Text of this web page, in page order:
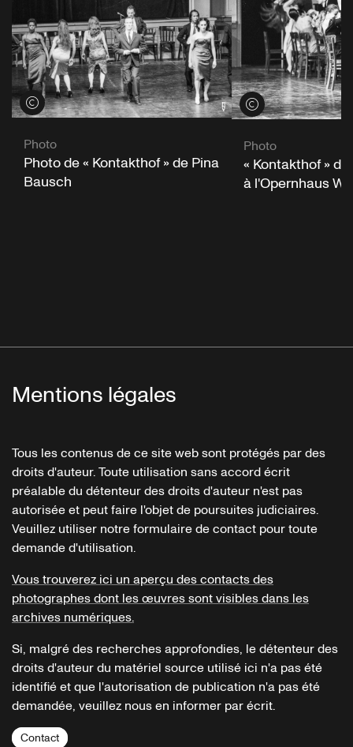
Voir les crédits
Photo
Photo de « Kontakthof » de Pina
Bausch
Voir les crédits
Photo
« Kontakthof »
à l'Opernhaus
Mentions légales
Tous les contenus de ce site web sont protégés par des
droits d'auteur. Toute utilisation sans accord écrit
préalable du détenteur des droits d'auteur n'est pas
autorisée et peut faire l'objet de poursuites judiciaires.
Veuillez utiliser notre formulaire de contact pour toute
demande d'utilisation.
Vous trouverez ici un aperçu des contacts des
photographes dont les œuvres sont visibles dans les
archives numériques.
Si, malgré des recherches approfondies, le détenteur des
droits d'auteur du matériel source utilisé ici n'a pas été
identifié et que l'autorisation de publication n'a pas été
demandée, veuillez nous en informer par écrit.
Contact